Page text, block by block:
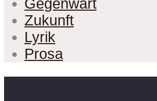
Gegenwart
Zukunft
Lyrik
Prosa